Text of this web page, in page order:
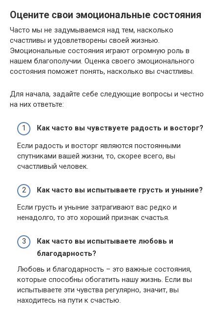
Оцените свои эмоциональные состояния
Часто мы не задумываемся над тем, насколько
счастливы и удовлетворены своей жизнью.
Эмоциональные состояния играют огромную роль в
нашем благополучии. Оценка своего эмоционального
состояния поможет понять, насколько вы счастливы.
Для начала, задайте себе следующие вопросы и честно
на них ответьте:
Как часто вы чувствуете радость и восторг?
Если радость и восторг являются постоянными
спутниками вашей жизни, то, скорее всего, вы
счастливый человек.
Как часто вы испытываете грусть и уныние?
Если грусть и уныние затрагивают вас редко и
ненадолго, то это хороший признак счастья.
Как часто вы испытываете любовь и
благодарность?
Любовь и благодарность – это важные состояния,
которые способны обогатить нашу жизнь. Если вы
испытываете эти чувства регулярно, значит, вы
находитесь на пути к счастью.